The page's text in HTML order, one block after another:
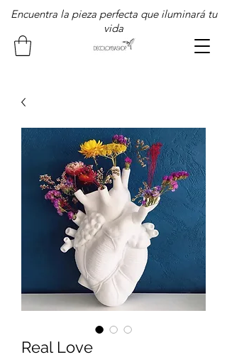
Encuentra la pieza perfecta que iluminará tu
vida
Real Love